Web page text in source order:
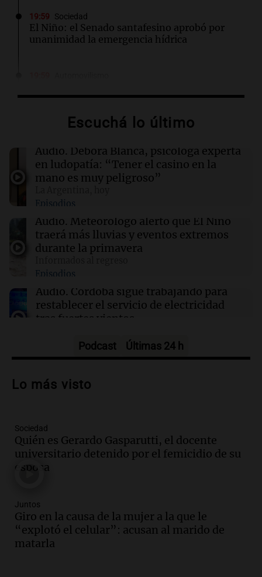
19:59 Sociedad
El Niño: el Senado santafesino aprobó por
unanimidad la emergencia hídrica
un robo en Italia: "Ni la matera dejaron"
"La droga era mía y ni siquiera tuvimos sexo":
Candela Arizaga contó cómo fue su noche con
Moyano
19:46 Sociedad
Incidentes frente al Congreso: diez detenidos
y dos heridos tras la marcha
Fito Páez y Lali marcharon en Bariloche y
Buenos Aires contra la extranjerización de
tierras
Escuchá lo último
Audio. Débora Blanca, psicóloga experta
en ludopatía: “Tener el casino en la
mano es muy peligroso”
Episodios
Audio. Meteorólogo alertó que El Niño
traerá más lluvias y eventos extremos
durante la primavera
Episodios
Audio. Córdoba sigue trabajando para
restablecer el servicio de electricidad
tras fuertes vientos
Audio.Según una encuesta, el 80% de
economía mejorará el próximo año
Audio.
oficialismo la explique mejor" sobre la
ley de propiedad privada
Informados al regreso
Audio.
en Rosario contra la ley de Propiedad
Privada.
Viva la Radio Rosario
Podcast Últimas 24 h
Lo más visto
Sociedad
Quién es Gerardo Gasparutti, el docente
universitario detenido por el femicidio de su
esposa
Juntos
Giro en la causa de la mujer a la que le
“explotó el celular”: acusan al marido de
matarla